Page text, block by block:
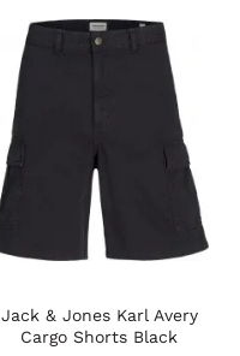
Jack & Jones Karl Avery
Cargo Shorts Black